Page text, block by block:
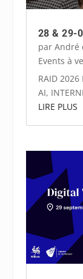
28 & 29-
par André
Events à
RAID 2026
AI,
LIRE PLUS